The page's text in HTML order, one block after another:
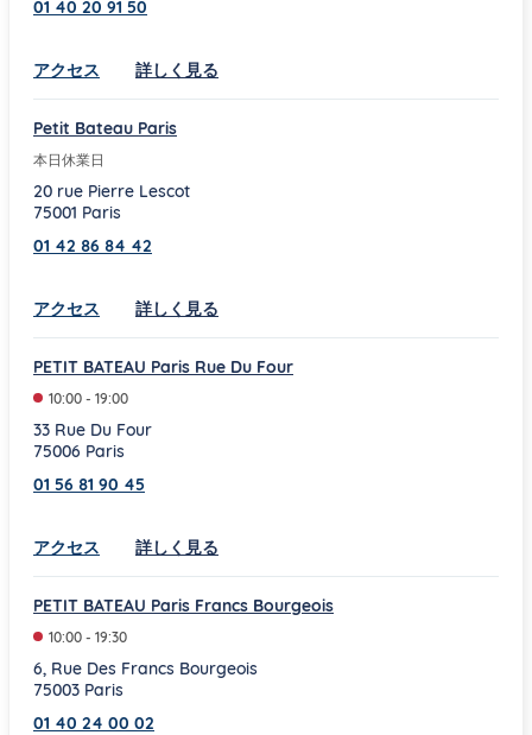
01 40 20 91 50
アクセス Link Opens in New Tab
詳しく見る
Petit Bateau Paris
本日休業日
20 rue Pierre Lescot
75001 Paris
01 42 86 84 42
アクセス Link Opens in New Tab
詳しく見る
PETIT BATEAU Paris Rue Du Four
10:00 - 19:00
33 Rue Du Four
75006 Paris
01 56 81 90 45
アクセス Link Opens in New Tab
詳しく見る
PETIT BATEAU Paris Francs Bourgeois
10:00 - 19:30
6, Rue Des Francs Bourgeois
75003 Paris
01 40 24 00 02